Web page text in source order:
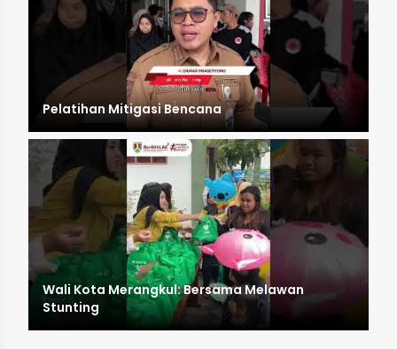
Pelatihan Mitigasi Bencana
Wali Kota Merangkul: Bersama Melawan
Stunting